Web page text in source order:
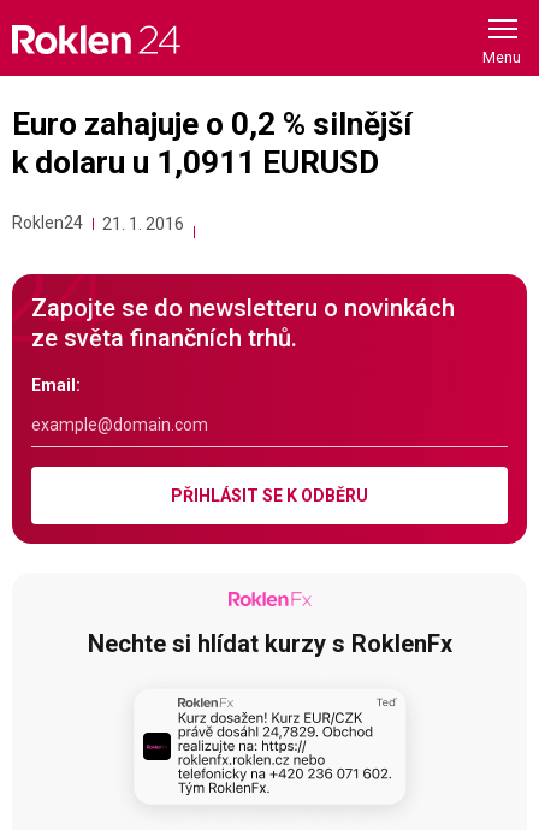
content
Euro zahajuje o 0,2 % silnější
k dolaru u 1,0911 EURUSD
Roklen24 21. 1. 2016
Zapojte se do newsletteru o novinkách
ze světa finančních trhů.
Email:
PŘIHLÁSIT SE K ODBĚRU
Nechte si hlídat kurzy s RoklenFx